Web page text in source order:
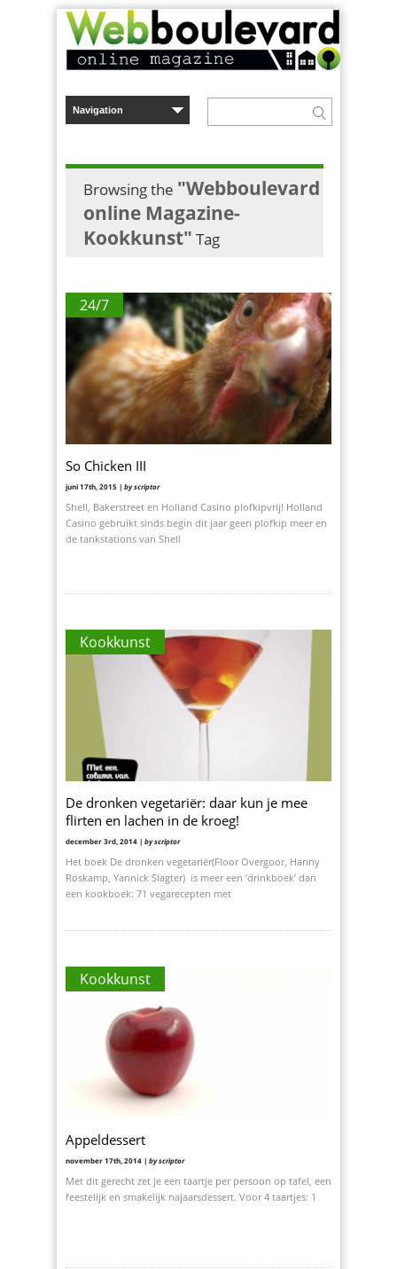
Browsing the "Webboulevard
online Magazine-
Kookkunst" Tag
24/7
So Chicken III
juni 17th, 2015 | by scriptor
Shell, Bakerstreet en Holland Casino plofkipvrij! Holland
Casino gebruikt sinds begin dit jaar geen plofkip meer en
de tankstations van Shell
Kookkunst
De dronken vegetariër: daar kun je mee
flirten en lachen in de kroeg!
december 3rd, 2014 | by scriptor
Het boek De dronken vegetariër(Floor Overgoor, Hanny
Roskamp, Yannick Slagter) is meer een ‘drinkboek’ dan
een kookboek: 71 vegarecepten met
Kookkunst
Appeldessert
november 17th, 2014 | by scriptor
Met dit gerecht zet je een taartje per persoon op tafel, een
feestelijk en smakelijk najaarsdessert. Voor 4 taartjes: 1